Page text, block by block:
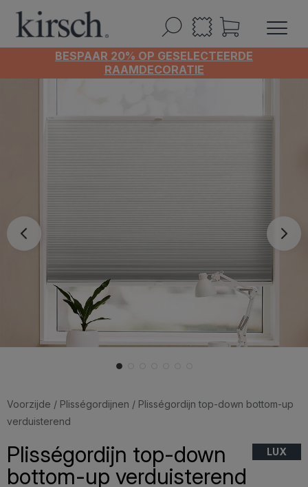
BESPAAR 20% OP GESELECTEERDE
RAAMDECORATIE
Voorzijde / Plisségordijnen / Plisségordijn top-down bottom-up
verduisterend
Plisségordijn top-down
bottom-up verduisterend
LUX